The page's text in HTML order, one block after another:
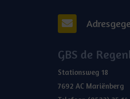
GBS de
Stationsweg 18
7692 AC Mariënberg